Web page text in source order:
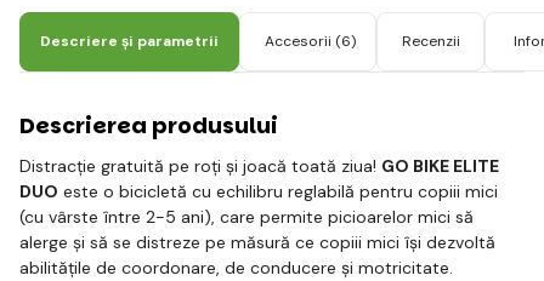
Descriere și parametrii Accesorii (6) Recenzii
Descrierea produsului
Distracție gratuită pe roți și joacă toată ziua! GO BIKE ELITE
DUO este o bicicletă cu echilibru reglabilă pentru copiii mici
(cu vârste între 2-5 ani), care permite picioarelor mici să
alerge și să se distreze pe măsură ce copiii mici își dezvoltă
abilitățile de coordonare, de conducere și motricitate.